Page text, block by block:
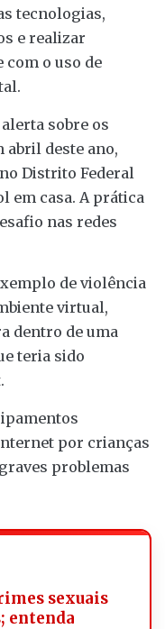
tecnologias,
e realizar
o uso de
sobre os
abril deste ano,
Distrito Federal
em casa. A prática
nas redes
de violência
virtual,
dentro de uma
teria sido
por crianças
problemas
sexuais
entenda